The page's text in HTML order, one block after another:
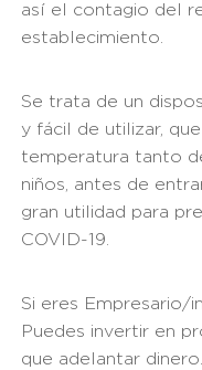
así el contagio del
establecimiento.
Se trata de un
y fácil de utilizar,
temperatura tanto
niños, antes de
gran utilidad para
COVID-19.
Si eres Empresario/
Puedes invertir en
que adelantar